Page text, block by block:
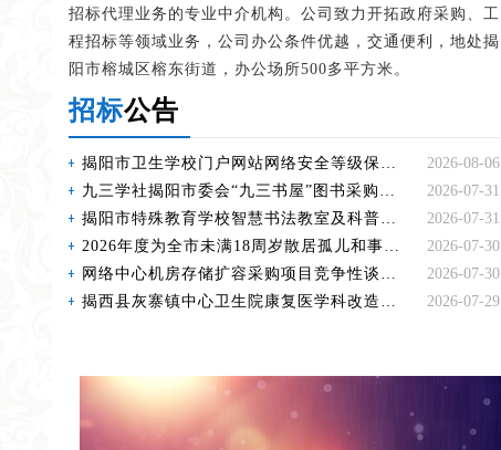
招标代理业务的专业中介机构。公司致力开拓政府采购、工
程招标等领域业务，公司办公条件优越，交通便利，地处揭
阳市榕城区榕东街道，办公场所500多平方米。
招标公告
揭阳市卫生学校门户网站网络安全等级保护测评、运维服务项目磋商公告
2026-08-06
九三学社揭阳市委会“九三书屋”图书采购项目招标公告
2026-07-31
揭阳市特殊教育学校智慧书法教室及科普走廊设备采购项目招标公告
2026-07-31
2026年度为全市未满18周岁散居孤儿和事实无人抚养儿童购买意外保险项目竞争性磋商公告
2026-07-30
网络中心机房存储扩容采购项目竞争性谈判公告
2026-07-30
揭西县灰寨镇中心卫生院康复医学科改造提升项目（设备配套）招标公告
2026-07-29